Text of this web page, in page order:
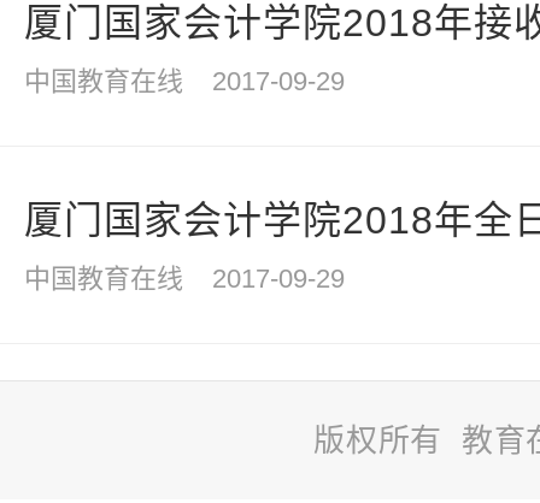
厦门国家会计学院2018年接
中国教育在线 2017-09-29
厦门国家会计学院2018年全
中国教育在线 2017-09-29
版权所有 教育